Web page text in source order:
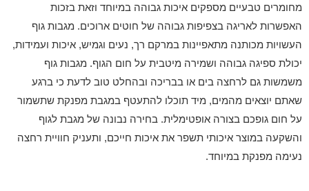
מחומרים טבעיים מספקים איכות גבוהה במיוחד וזאת בזכות
האפשרות לאריגה בצפיפות גבוהה של חוטים ארוכים. מגבות גוף
העשויות מכותנה מתאפיינות במרקם רך, נעים וגמיש, איכות ועמידות,
יכולת ספיגה גבוהה ושמירה מיטבית על חום הגוף. מגבות גוף
משמשות גם לרחצה בים או בבריכה ובהחלט טוב לדעת כי ברגע
שאתם יוצאים מהמים, מיד תוכלו להתעטף במגבת מפנקת שתשמור
על חום גופכם בצורה אופטימלית. בחירה נבונה של מגבת לגוף
והשקעה במוצר איכותי תשפר את איכות חייכם, ותעניק חוויית רחצה
נעימה מפנקת במיוחד.